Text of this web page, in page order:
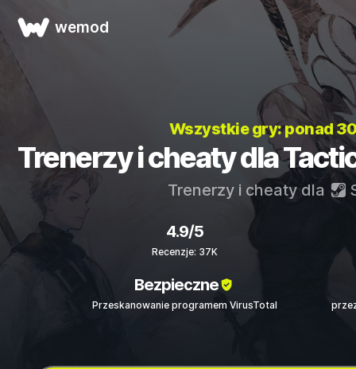
wemod
Wszystkie gry: ponad
Trenerzy i cheaty dla
Trenerzy i cheaty dla
4.9/5
Recenzje: 37K
Bezpieczne
Przeskanowanie programem VirusTotal